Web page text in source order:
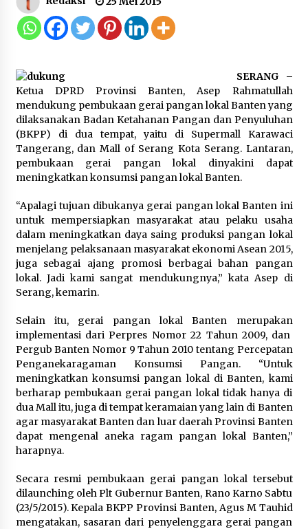
Kemenkum Malut Ikuti ‘Pasti Ada
Solusi’, Menkum Dorong
Transformasi Digital
Kemnaker Siapkan Regulasi
Ketenagakerjaan yang Selaras
dengan Tantangan Dunia Kerja
Modern
7 Agustus 2026
Gebyar Lomba 17 Agustus RSUD
Tigaraksa, Semarakkan HUT RI
dengan Nuansa Kebersamaan
7 Agustus 2026
Pemanfaatan Limbah Galon Bekas,
Lapas Banjar Tanam 200 Pohon
Cabai Dukung Program Ketahanan
Pangan
7 Agustus 2026
Tagihan Air Tanpa Pemakaian,
Terungkap Ada Transisi Panjang
Pengelolaan , Perumdam TKR
7 Agustus 2026
Sarana PAUD Diperkuat, Tangsel
SERANG –
Ketua DPRD Provinsi Banten, Asep Rahmatullah
mendukung pembukaan gerai pangan lokal Banten yang
dilaksanakan Badan Ketahanan Pangan dan Penyuluhan
(BKPP) di dua tempat, yaitu di Supermall Karawaci
Tangerang, dan Mall of Serang Kota Serang. Lantaran,
pembukaan gerai pangan lokal dinyakini dapat
meningkatkan konsumsi pangan lokal Banten.
“Apalagi tujuan dibukanya gerai pangan lokal Banten ini
untuk mempersiapkan masyarakat atau pelaku usaha
dalam meningkatkan daya saing produksi pangan lokal
menjelang pelaksanaan masyarakat ekonomi Asean 2015,
juga sebagai ajang promosi berbagai bahan pangan
lokal. Jadi kami sangat mendukungnya,” kata Asep di
Serang, kemarin.
Selain itu, gerai pangan lokal Banten merupakan
implementasi dari Perpres Nomor 22 Tahun 2009, dan
Pergub Banten Nomor 9 Tahun 2010 tentang Percepatan
Penganekaragaman Konsumsi Pangan. “Untuk
meningkatkan konsumsi pangan lokal di Banten, kami
berharap pembukaan gerai pangan lokal tidak hanya di
dua Mall itu, juga di tempat keramaian yang lain di Banten
agar masyarakat Banten dan luar daerah Provinsi Banten
dapat mengenal aneka ragam pangan lokal Banten,”
harapnya.
Secara resmi pembukaan gerai pangan lokal tersebut
dilaunching oleh Plt Gubernur Banten, Rano Karno Sabtu
(23/5/2015). Kepala BKPP Provinsi Banten, Agus M Tauhid
mengatakan, sasaran dari penyelenggara gerai pangan